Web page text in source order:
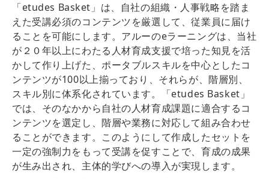
「etudes Basket」は、自社の組織・人事戦略を踏ま
えた受講必須のコンテンツを厳選して、従業員に届け
ることを可能にします。アルーのeラーニングは、当社
が２０年以上にわたる人材育成支援で培った知見を活
かして作り上げた、ポータブルスキルを中心としたコ
ンテンツが100以上揃っており、それらが、階層別、
スキル別に体系化されています。「etudes Basket」
では、そのなかから自社の人材育成課題に適合するコ
ンテンツを選定し、階層や業務に対応して組み合わせ
ることができます。このようにして作成したセットを
一定の強制力をもって受講を促すことで、育成の成果
が生み出され、主体的学びへの導入が実現します。